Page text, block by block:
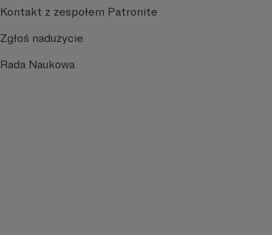
Kontakt z zespołem Patronite
Zgłoś nadużycie
Rada Naukowa